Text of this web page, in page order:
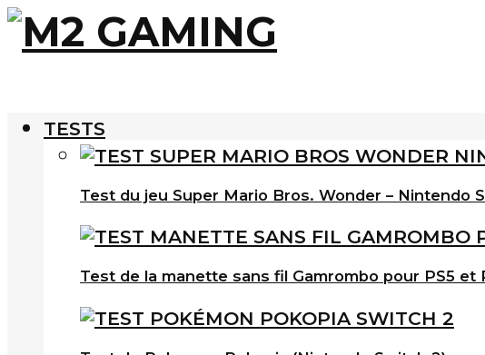
TESTS
Test du jeu Super Mario Bros. Wonder – Nintendo
Test de la manette sans fil Gamrombo pour PS5 et